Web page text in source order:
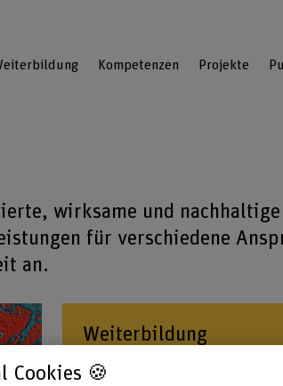
Kompetenzen Projekte
wirksame und nachhaltige
für verschiedene
an.
Weiterbildung
Cookies 🍪